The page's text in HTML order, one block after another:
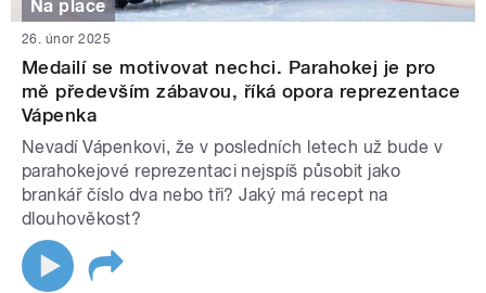
Na place
26. únor 2025
Medailí se motivovat nechci. Parahokej je pro
mě především zábavou, říká opora reprezentace
Vápenka
Nevadí Vápenkovi, že v posledních letech už bude v
parahokejové reprezentaci nejspíš působit jako
brankář číslo dva nebo tři? Jaký má recept na
dlouhověkost?